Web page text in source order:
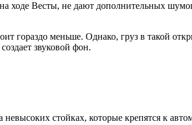
ходе Весты, не дают дополнительных
гораздо меньше. Однако, груз в такой
звуковой фон.
стойках, которые крепятся к